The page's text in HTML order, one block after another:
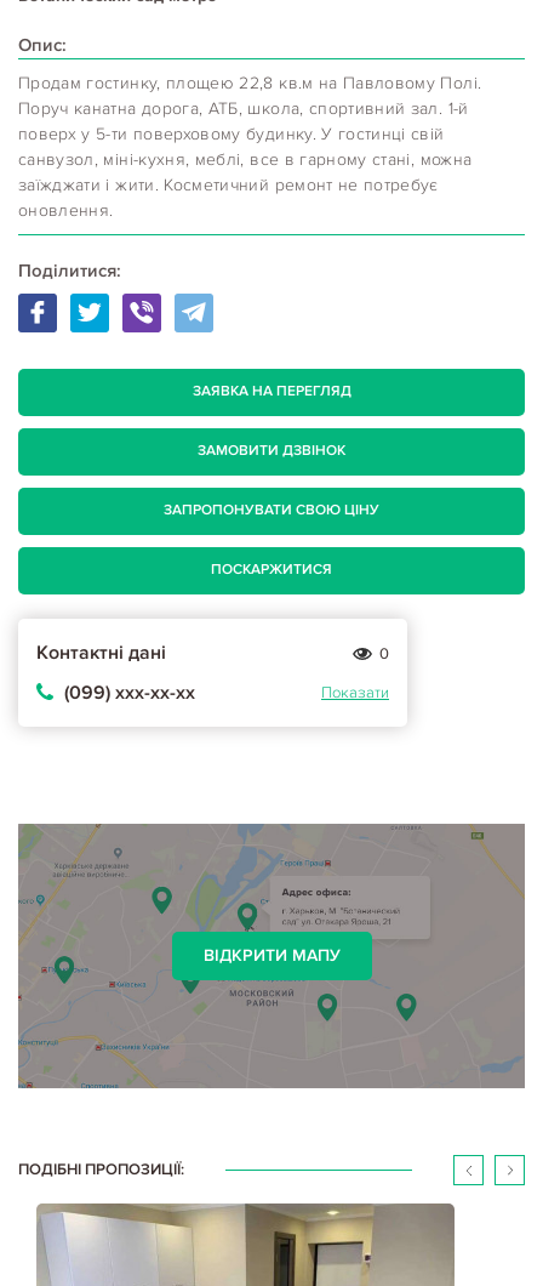
Опис:
Продам гостинку, площею 22,8 кв.м на Павловому Полі.
Поруч канатна дорога, АТБ, школа, спортивний зал. 1-й
поверх у 5-ти поверховому будинку. У гостинці свій
санвузол, міні-кухня, меблі, все в гарному стані, можна
заїжджати і жити. Косметичний ремонт не потребує
оновлення.
Поділитися:
ЗАЯВКА НА ПЕРЕГЛЯД
ЗАМОВИТИ ДЗВІНОК
ЗАПРОПОНУВАТИ СВОЮ ЦІНУ
ПОСКАРЖИТИСЯ
Контактні дані 0
(099) ххх-хх-хх Показати
ВІДКРИТИ МАПУ
ПОДІБНІ ПРОПОЗИЦІЇ: